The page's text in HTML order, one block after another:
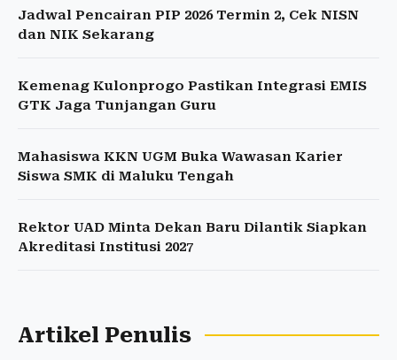
Jadwal Pencairan PIP 2026 Termin 2, Cek NISN
dan NIK Sekarang
Kemenag Kulonprogo Pastikan Integrasi EMIS
GTK Jaga Tunjangan Guru
Mahasiswa KKN UGM Buka Wawasan Karier
Siswa SMK di Maluku Tengah
Rektor UAD Minta Dekan Baru Dilantik Siapkan
Akreditasi Institusi 2027
Artikel Penulis